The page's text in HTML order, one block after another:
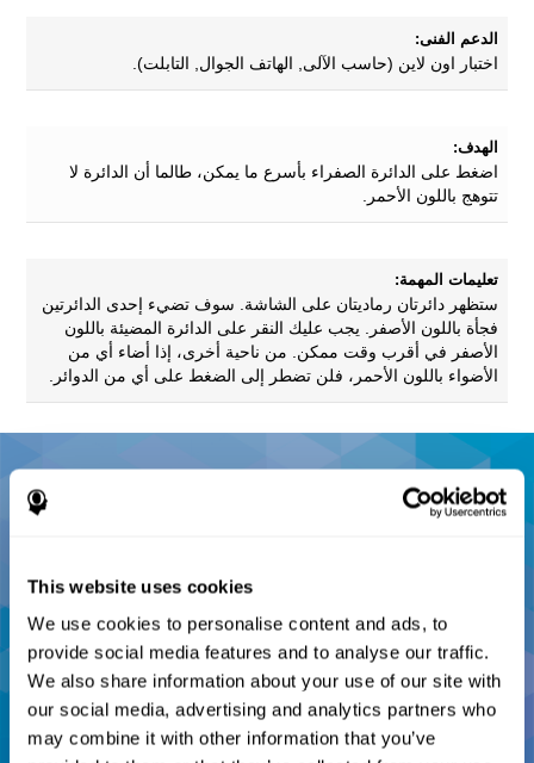
This website uses cookies
We use cookies to personalise content and ads, to
provide social media features and to analyse our traffic.
We also share information about your use of our site with
our social media, advertising and analytics partners who
may combine it with other information that you’ve
الدعم الفنى:
اختبار اون لاين (حاسب الآلى, الهاتف الجوال, التابلت).
الهدف:
اضغط على الدائرة الصفراء بأسرع ما يمكن، طالما أن الدائرة لا
تتوهج باللون الأحمر.
تعليمات المهمة:
ستظهر دائرتان رماديتان على الشاشة. سوف تضيء إحدى الدائرتين
فجأة باللون الأصفر. يجب عليك النقر على الدائرة المضيئة باللون
الأصفر في أقرب وقت ممكن. من ناحية أخرى، إذا أضاء أي من
الأضواء باللون الأحمر، فلن تضطر إلى الضغط على أي من الدوائر.